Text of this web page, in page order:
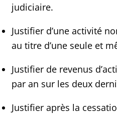
judiciaire.
Justifier d’une activité
au titre d’une seule et
Justifier de revenus
par an sur les deux
Justifier après la